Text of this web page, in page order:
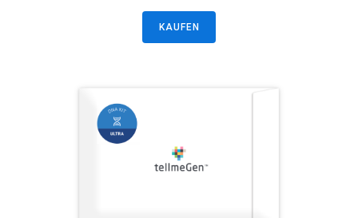
KAUFEN